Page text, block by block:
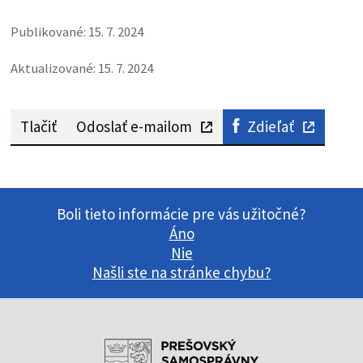
Publikované: 15. 7. 2024
Aktualizované: 15. 7. 2024
Tlačiť Odoslať e-mailom Zdieľať
Boli tieto informácie pre vás užitočné?
Áno
Nie
Našli ste na stránke chybu?